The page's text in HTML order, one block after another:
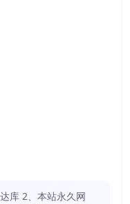
库 2、本站永久网